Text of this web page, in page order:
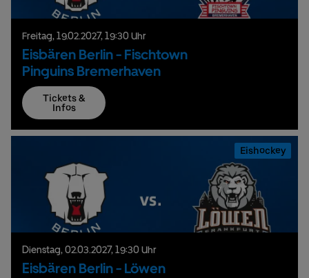
Freitag, 19.02.2027, 19:30 Uhr
Eisbären Berlin - Fischtown
Pinguins Bremerhaven
Tickets &
Infos
Eishockey
Dienstag, 02.03.2027, 19:30 Uhr
Eisbären Berlin - Löwen